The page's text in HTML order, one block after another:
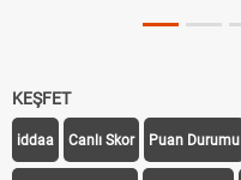
KEŞFET
iddaa Canlı Skor Puan Durumu